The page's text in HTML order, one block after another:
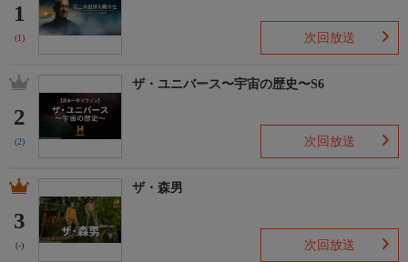
1
(1) 次回放送
2
(2)
ザ・ユニバース〜宇宙の歴史〜S6
次回放送
3
(-)
ザ・森男
次回放送